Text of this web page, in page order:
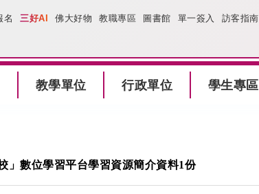
名 三好AI 佛大好物 教職專區 圖書館 單一簽入 訪客指南
教學單位 行政單位 學生專區
」數位學習平台學習資源簡介資料1份